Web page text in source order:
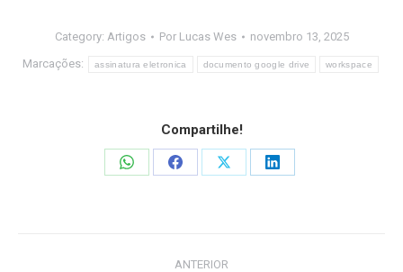
Category: Artigos Por Lucas Wes novembro 13, 2025
Marcações: assinatura eletronica documento google drive workspace
Compartilhe!
Share
Share
Share
Share
ANTERIOR